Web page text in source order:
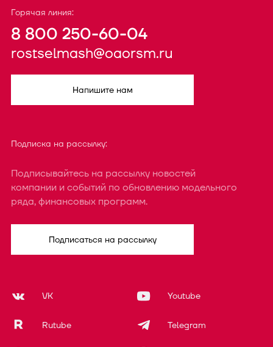
Горячая линия:
8 800 250-60-04
rostselmash@oaorsm.ru
Напишите нам
Подписка на рассылку:
Подписывайтесь на рассылку новостей
компании и событий по обновлению модельного
ряда, финансовых программ.
Подписаться на рассылку
VK Youtube
Rutube Telegram